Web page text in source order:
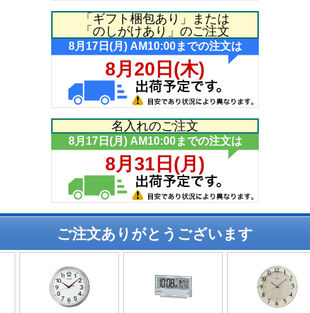
「ギフト梱包あり」または
「のしがけあり」のご注文
名入れのご注文
ご注文ありがとうございます